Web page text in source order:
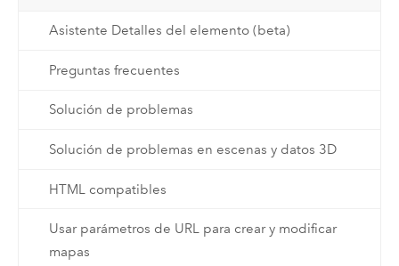
Asistente Detalles del elemento (beta)
Preguntas frecuentes
Solución de problemas
Solución de problemas en escenas y datos 3D
HTML compatibles
Usar parámetros de URL para crear y modificar
mapas